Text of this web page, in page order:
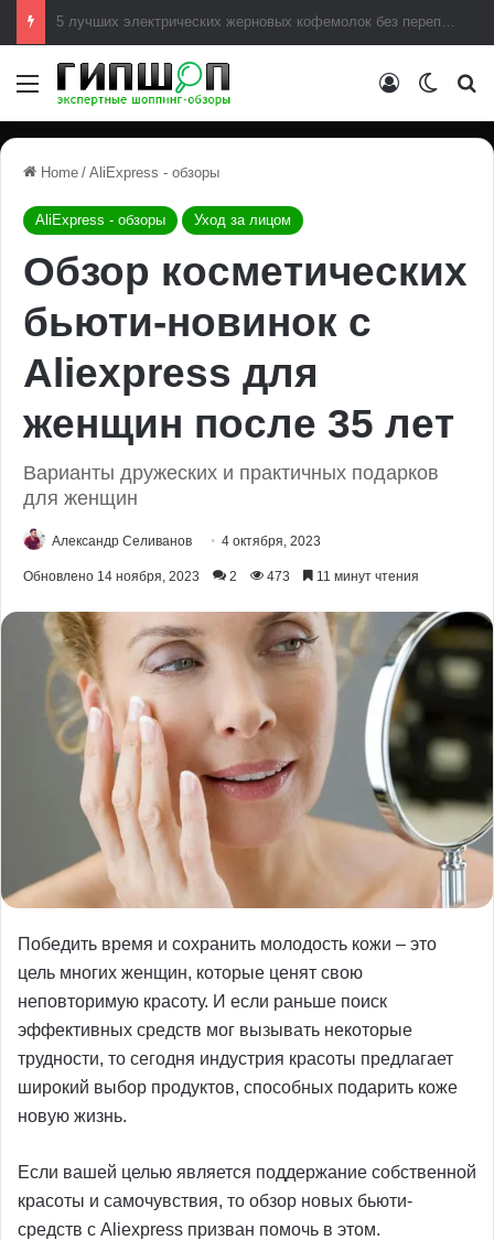
Инсайдеры подтвердили разработку PlayStation 6 с выходом в 2027 году
Меню
Home / AliExpress - обзоры
AliExpress - обзоры Уход за лицом
Обзор косметических
бьюти-новинок с
Aliexpress для
женщин после 35 лет
Варианты дружеских и практичных подарков
для женщин
Александр Селиванов 4 октября, 2023
Обновлено 14 ноября, 2023 2 473 11 минут чтения
Победить время и сохранить молодость кожи – это
цель многих женщин, которые ценят свою
неповторимую красоту. И если раньше поиск
эффективных средств мог вызывать некоторые
трудности, то сегодня индустрия красоты предлагает
широкий выбор продуктов, способных подарить коже
новую жизнь.
Если вашей целью является поддержание собственной
красоты и самочувствия, то обзор новых бьюти-
средств с Aliexpress призван помочь в этом.